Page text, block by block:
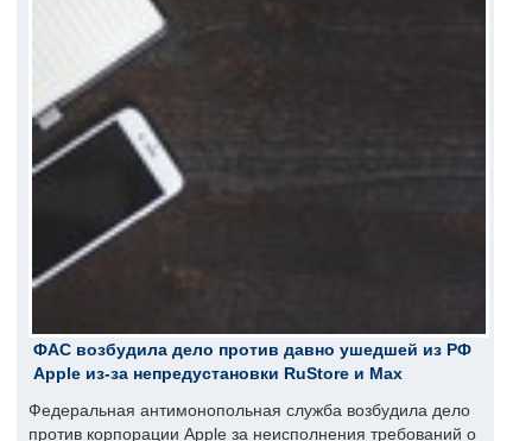
ФАС возбудила дело против давно ушедшей из РФ
Apple из-за непредустановки RuStore и Max
Федеральная антимонопольная служба возбудила дело
против корпорации Apple за неисполнения требований о